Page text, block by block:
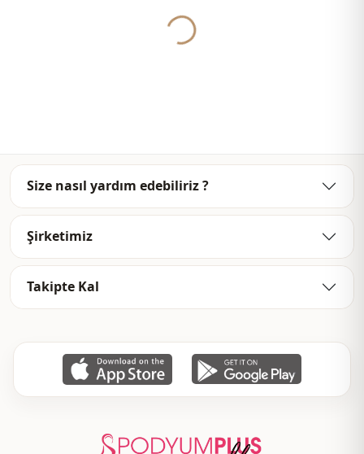
Yukleniyor...
Size nasıl yardım edebiliriz ?
Şirketimiz
Takipte Kal